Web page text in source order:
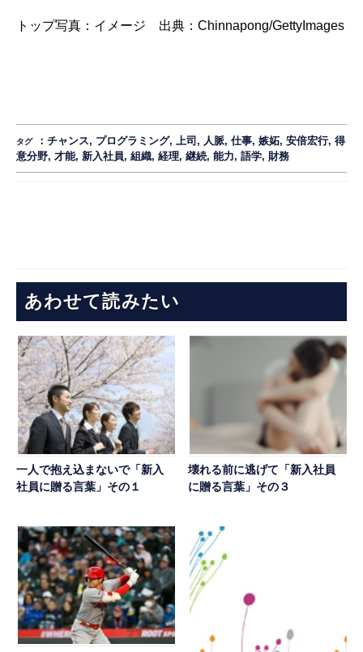
トップ写真：イメージ 出典：Chinnapong/GettyImages
タグ ：チャンス, プログラミング,上司 , 人脈,仕事,嫉妬,安倍宏行,得
意分野,才能,新入社員,組織,経理,継続,能力,語学, 財務
あわせて読みたい
一人で抱え込まないで「新入
社員に贈る言葉」その１
壊れる前に逃げて「新入社員
に贈る言葉」その３